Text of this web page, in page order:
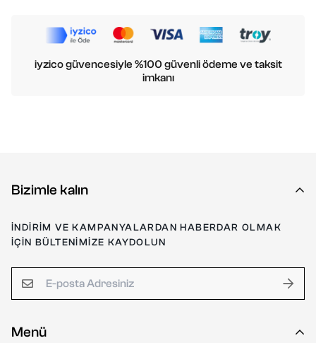
iyzico güvencesiyle %100 güvenli ödeme ve taksit
imkanı
Bizimle kalın
İNDİRİM VE KAMPANYALARDAN HABERDAR OLMAK
İÇİN BÜLTENİMİZE KAYDOLUN
Menü